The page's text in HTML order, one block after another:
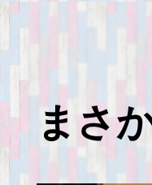
まさ